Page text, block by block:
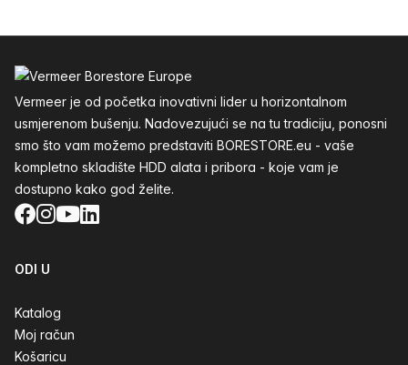
Vermeer je od početka inovativni lider u horizontalnom
usmjerenom bušenju. Nadovezujući se na tu tradiciju, ponosni
smo što vam možemo predstaviti BORESTORE.eu - vaše
kompletno skladište HDD alata i pribora - koje vam je
dostupno kako god želite.
Facebook
Instagram
YouTube
LinkedIn
ODI U
Katalog
Moj račun
Košaricu